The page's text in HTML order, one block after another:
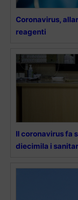
Coronavirus,
reagenti
Il coronavirus fa
diecimila i